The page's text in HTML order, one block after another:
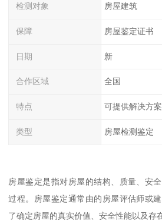
检测对象 房屋建筑
保障 房屋鉴定证书
日期 新
合作区域 全国
特点 可提供解决方案
类型 房屋检测鉴定
房屋鉴定是指对房屋的结构、质量、安
过程。房屋鉴定通常由的房屋评估师或
了确定房屋的真实价值、安全性能以及存